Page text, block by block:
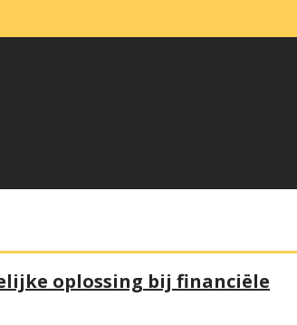
oplossing bij financiële